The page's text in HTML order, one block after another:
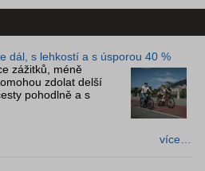
dál, s lehkostí a s úsporou 40 %
zážitků, méně
zdolat delší
pohodlně a s
více…